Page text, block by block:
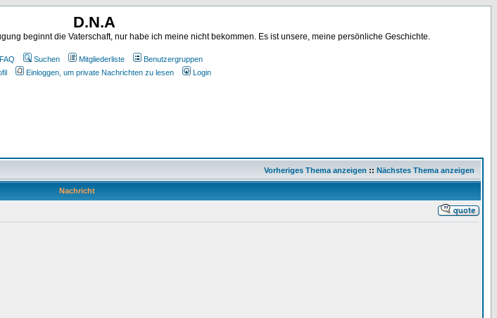
D.N.A
beginnt die Vaterschaft, nur habe ich meine nicht bekommen. Es ist unsere, meine persönliche Geschichte.
FAQ Suchen Mitgliederliste
Benutzergruppen
Einloggen, um private Nachrichten zu lesen Login
Vorheriges Thema anzeigen :: Nächstes Thema anzeigen
Nachricht